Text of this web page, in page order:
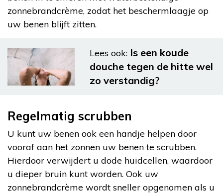
zonnebrandcrème, zodat het beschermlaagje op
uw benen blijft zitten.
Lees ook: Is een koude
douche tegen de hitte wel
zo verstandig?
Regelmatig scrubben
U kunt uw benen ook een handje helpen door
vooraf aan het zonnen uw benen te scrubben.
Hierdoor verwijdert u dode huidcellen, waardoor
u dieper bruin kunt worden. Ook uw
zonnebrandcrème wordt sneller opgenomen als u